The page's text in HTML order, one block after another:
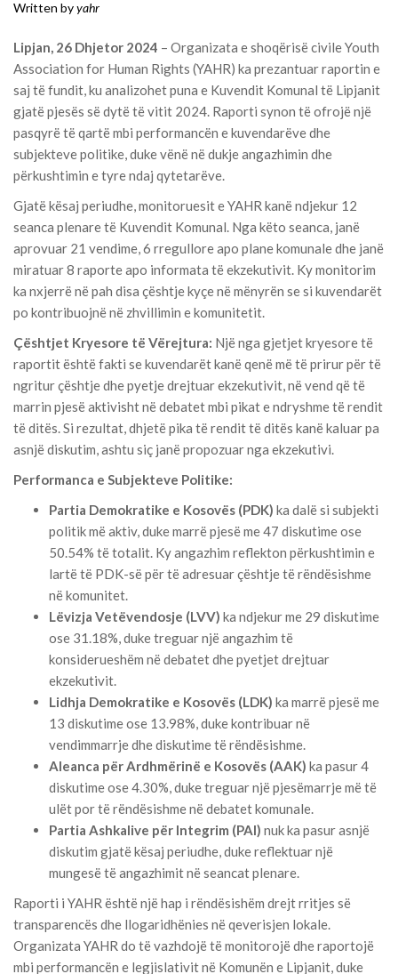
Written byyahr
Lipjan, 26 Dhjetor 2024 – Organizata e shoqërisë civile Youth
Association for Human Rights (YAHR) ka prezantuar raportin e
saj të fundit, ku analizohet puna e Kuvendit Komunal të Lipjanit
gjatë pjesës së dytë të vitit 2024. Raporti synon të ofrojë një
pasqyrë të qartë mbi performancën e kuvendarëve dhe
subjekteve politike, duke vënë në dukje angazhimin dhe
përkushtimin e tyre ndaj qytetarëve.
Gjatë kësaj periudhe, monitoruesit e YAHR kanë ndjekur 12
seanca plenare të Kuvendit Komunal. Nga këto seanca, janë
aprovuar 21 vendime, 6 rregullore apo plane komunale dhe janë
miratuar 8 raporte apo informata të ekzekutivit. Ky monitorim
ka nxjerrë në pah disa çështje kyçe në mënyrën se si kuvendarët
po kontribuojnë në zhvillimin e komunitetit.
Çështjet Kryesore të Vërejtura: Një nga gjetjet kryesore të
raportit është fakti se kuvendarët kanë qenë më të prirur për të
ngritur çështje dhe pyetje drejtuar ekzekutivit, në vend që të
marrin pjesë aktivisht në debatet mbi pikat e ndryshme të rendit
të ditës. Si rezultat, dhjetë pika të rendit të ditës kanë kaluar pa
asnjë diskutim, ashtu siç janë propozuar nga ekzekutivi.
Performanca e Subjekteve Politike:
Partia Demokratike e Kosovës (PDK) ka dalë si subjekti
politik më aktiv, duke marrë pjesë me 47 diskutime ose
50.54% të totalit. Ky angazhim reflekton përkushtimin e
lartë të PDK-së për të adresuar çështje të rëndësishme
në komunitet.
Lëvizja Vetëvendosje (LVV) ka ndjekur me 29 diskutime
ose 31.18%, duke treguar një angazhim të
konsiderueshëm në debatet dhe pyetjet drejtuar
ekzekutivit.
Lidhja Demokratike e Kosovës (LDK) ka marrë pjesë me
13 diskutime ose 13.98%, duke kontribuar në
vendimmarrje dhe diskutime të rëndësishme.
Aleanca për Ardhmërinë e Kosovës (AAK) ka pasur 4
diskutime ose 4.30%, duke treguar një pjesëmarrje më të
ulët por të rëndësishme në debatet komunale.
Partia Ashkalive për Integrim (PAI) nuk ka pasur asnjë
diskutim gjatë kësaj periudhe, duke reflektuar një
mungesë të angazhimit në seancat plenare.
Raporti i YAHR është një hap i rëndësishëm drejt rritjes së
transparencës dhe llogaridhënies në qeverisjen lokale.
Organizata YAHR do të vazhdojë të monitorojë dhe raportojë
mbi performancën e legjislativit në Komunën e Lipjanit, duke